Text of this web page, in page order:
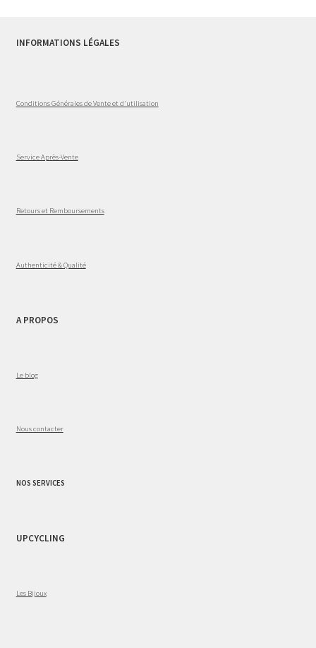
INFORMATIONS LÉGALES
Conditions Générales de Vente et d'utilisation
Service Après-Vente
Retours et Remboursements
Authenticité & Qualité
A PROPOS
Le blog
Nous contacter
NOS SERVICES
UPCYCLING
Les Bijoux